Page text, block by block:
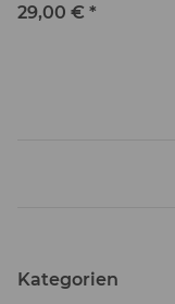
29,00 € *
Kategorien